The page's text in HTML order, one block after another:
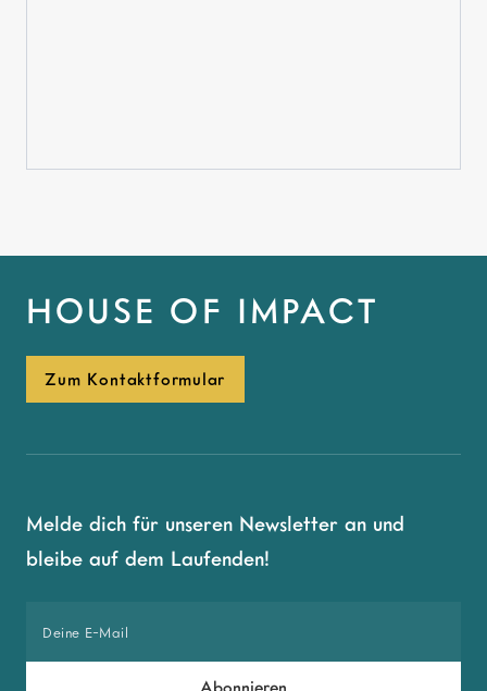
HOUSE OF IMPACT
Zum Kontaktformular
Melde dich für unseren Newsletter an und
bleibe auf dem Laufenden!